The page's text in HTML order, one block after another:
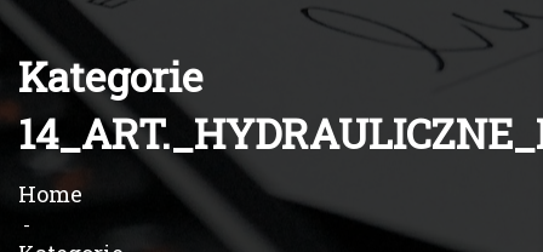
Kategorie
Home